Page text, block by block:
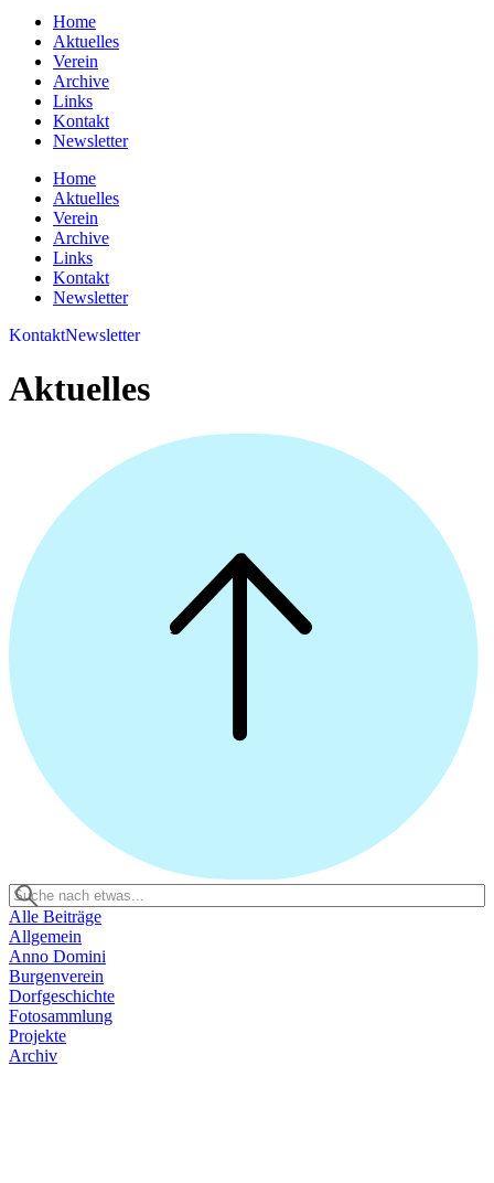
Home
Aktuelles
Verein
Archive
Links
Kontakt
Newsletter
Home
Aktuelles
Verein
Archive
Links
Kontakt
Newsletter
KontaktNewsletter
Aktuelles
Alle Beiträge
Allgemein
Anno Domini
Burgenverein
Dorfgeschichte
Fotosammlung
Projekte
Archiv